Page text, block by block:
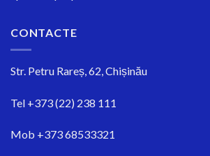
CONTACTE
Str. Petru Rareș, 62, Chișinău
Tel +373 (22) 238 111
Mob +373 68533321